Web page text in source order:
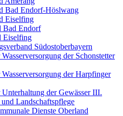
Bad Endorf-Höslwang
Eiselfing
Bad Endorf
Eiselfing
Südostoberbayern
der Schonstetter
der Harpfinger
der Gewässer III.
Landschaftspflege
Dienste Oberland